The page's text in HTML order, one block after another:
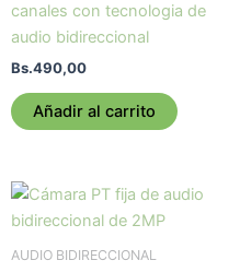
canales con tecnologia de
audio bidireccional
Bs.490,00
Añadir al carrito
AUDIO BIDIRECCIONAL